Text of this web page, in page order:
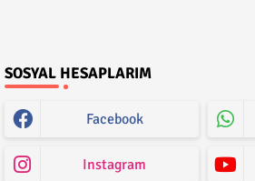
SOSYAL HESAPLARIM
Facebook
Instagram